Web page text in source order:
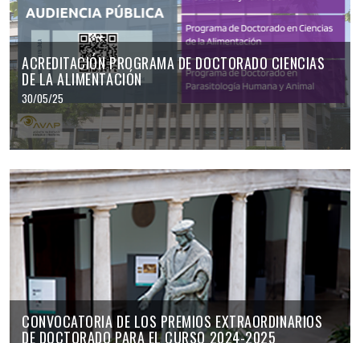
ACREDITACIÓN PROGRAMA DE DOCTORADO CIENCIAS
DE LA ALIMENTACIÓN
30/05/25
CONVOCATORIA DE LOS PREMIOS EXTRAORDINARIOS
DE DOCTORADO PARA EL CURSO 2024-2025